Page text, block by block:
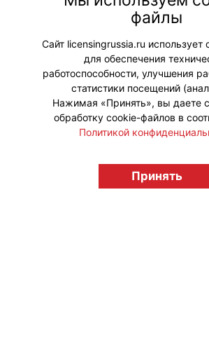
вошли гель для душа с
Wild Cherry Pepsi и скраб
ароматом Vanilla Slushie.
#Коллаборации
licensingrussia.ru, 2009-
файлы
Сайт licensingrussia.ru
для обеспечения
работоспособности, улучшения
статистики посещений
Нажимая «Принять», вы даете
обработку cookie-файлов в
Политикой
Принять